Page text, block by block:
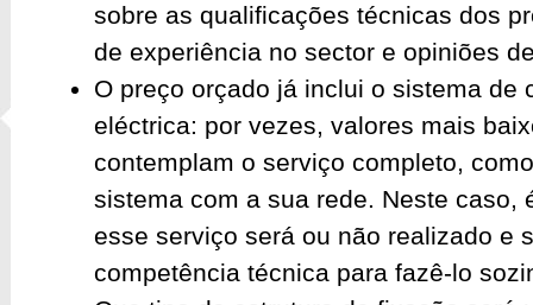
sobre as qualificações técnicas dos
de experiência no sector e opiniões
O preço orçado já inclui o sistema de
eléctrica: por vezes, valores mais
contemplam o serviço completo,
sistema com a sua rede. Neste caso,
esse serviço será ou não realizado e
competência técnica para fazê-lo